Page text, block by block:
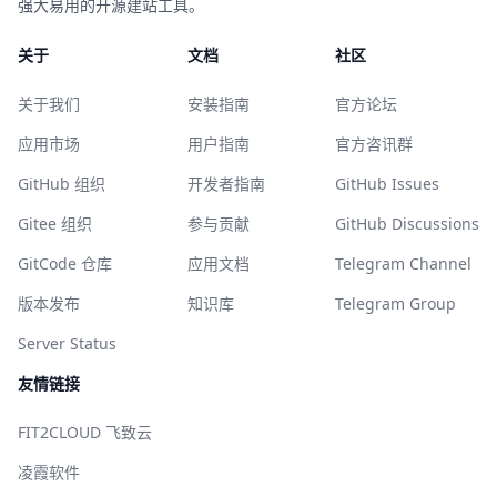
强大易用的开源建站工具。
关于
关于我们
应用市场
GitHub 组织
Gitee 组织
GitCode 仓库
版本发布
Server Status
文档
安装指南
用户指南
开发者指南
参与贡献
应用文档
知识库
社区
官方论坛
官方咨讯群
GitHub Issues
GitHub Discussions
Telegram Channel
Telegram Group
友情链接
FIT2CLOUD 飞致云
凌霞软件